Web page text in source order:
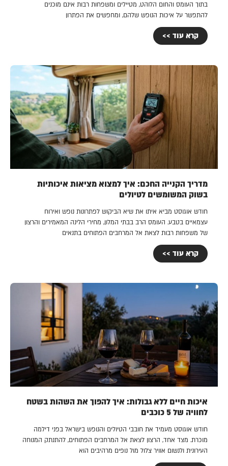
בתוך העומס והחום הלוהט, מטיילים ומשפחות רבות אינם מוכנים
להתפשר על איכות הנופש שלהם, ומחפשים את הפתרון
קרא עוד >>
מדריך הקנייה החכם: איך למצוא מציאות איכותיות
בשוק המשומשים לטיולים
חודש אוגוסט מביא איתו את שיא הביקוש לפתרונות נופש ואירוח
עצמאיים בטבע. העומס הרב בבתי המלון, מחירי הלינה המאמירים והרצון
של משפחות רבות לצאת אל המרחבים הפתוחים בתנאים
קרא עוד >>
איכות חיים ללא גבולות: איך להפוך את השהות בשטח
לחוויה של 5 כוכבים
חודש אוגוסט מעמיד את חובבי הטיולים והנופש בישראל בפני דילמה
מוכרת. מצד אחד, הרצון לצאת אל המרחבים הפתוחים, להתנתק המנוחה
העירונית ולנשום אוויר צלול מול נופים מרהיבים הוא